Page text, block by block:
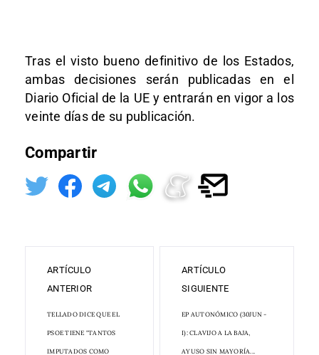
Tras el visto bueno definitivo de los Estados,
ambas decisiones serán publicadas en el
Diario Oficial de la UE y entrarán en vigor a los
veinte días de su publicación.
Compartir
ARTÍCULO
ANTERIOR
TELLADO DICE QUE EL
PSOE TIENE "TANTOS
IMPUTADOS COMO
ARTÍCULO
SIGUIENTE
EP AUTONÓMICO (30JUN -
I): CLAVIJO A LA BAJA,
AYUSO SIN MAYORÍA...